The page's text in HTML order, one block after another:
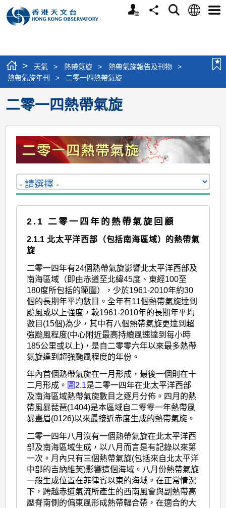
個
分
搜
語
選
> 天氣 > 熱帶氣旋 > 熱帶氣旋報告及刊物
>
熱帶氣旋年刊
> 二零一四熱帶氣旋
二零一四熱帶氣旋
2.1 二零一四年的熱帶氣旋回顧
2.1.1 北太平洋西部（包括南海區域）的熱帶氣
旋
二零一四年有24個熱帶氣旋影響北太平洋西部及
南海區域（即由赤道至北緯45度、東經100至
180度所包括的範圍），少於1961-2010年約30
個的長期年平均數目。全年有11個熱帶氣旋達到
颱風或以上強度，較1961-2010年的長期年平均
數目(15個)為少，其中有八個熱帶氣旋更達到超
強颱風程度(中心附近最高持續風速達到每小時
185公里或以上)，是自二零零六年以來最多熱帶
氣旋達到超強颱風程度的年份。
年內首個熱帶氣旋在一月形成，最後一個則在十
二月形成。 圖2.1是二零一四年在北太平洋西部
及南海區域熱帶氣旋數目之逐月分佈。四月的熱
帶風暴琵琶(1404)是本區域自二零零一年熱帶風
暴畫眉(0126)以來最接近赤度生成的熱帶氣旋。
二零一四年八月沒有一個熱帶氣旋在北太平洋西
部及南海區域生成，以八月而言是有記錄以來第
一次。月內只有三個熱帶氣旋(包括來自北太平洋
中部的吉納維芙)影響這個海域。八月份熱帶氣旋
一般生成位置在菲律賓以東的海域。在正常情況
下，跨越赤道氣流所產生的西南風會與副熱帶高
壓脊南側的偏東風形成熱帶輻合帶，在適合的大